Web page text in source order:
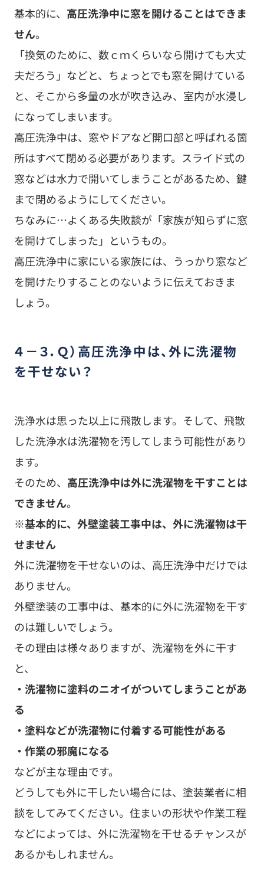
高圧洗浄中は、窓やドアなど開口部と呼ばれる箇
所はすべて閉める必要があります。スライド式の
窓などは水力で開いてしまうことがあるため、鍵
まで閉めるようにしてください。
ちなみに…よくある失敗談が「家族が知らずに窓
を開けてしまった」というもの。
高圧洗浄中に家にいる家族には、うっかり窓など
を開けたりすることのないように伝えておきま
しょう。
４－３．Ｑ）高圧洗浄中は、外に洗濯物
を干せない？
そのため、高圧洗浄中は外に洗濯物を干すことは
できません。
せません
外に洗濯物を干せないのは、高圧洗浄中だけでは
ありません。
外壁塗装の工事中は、基本的に外に洗濯物を干す
のは難しいでしょう。
その理由は様々ありますが、洗濯物を外に干す
と、
・洗濯物に塗料のニオイがついてしまうことがあ
る
・塗料などが洗濯物に付着する可能性がある
・作業の邪魔になる
などが主な理由です。
どうしても外に干したい場合には、塗装業者に相
談をしてみてください。住まいの形状や作業工程
などによっては、外に洗濯物を干せるチャンスが
あるかもしれません。
４－４．Ｑ）高圧洗浄中に音はする？
高圧洗浄中は、
・機械（高圧洗浄機）の駆動音
・洗浄音（高圧洗浄機から水が噴き出す音、水が